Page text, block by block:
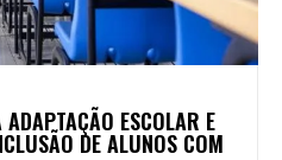
ESCOLAR E
DE ALUNOS COM